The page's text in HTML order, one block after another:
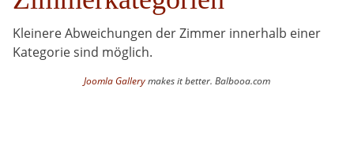
Kleinere Abweichungen der Zimmer innerhalb einer
Kategorie sind möglich.
Joomla Gallerymakes it better. Balbooa.com